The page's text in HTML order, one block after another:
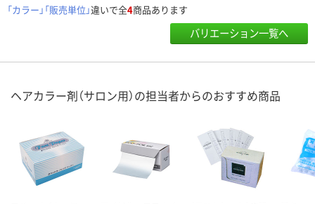
「カラー」「販売単位」違いで全4商品あります
バリエーション一覧へ
ヘアカラー剤（サロン用）の担当者からのおすすめ商品